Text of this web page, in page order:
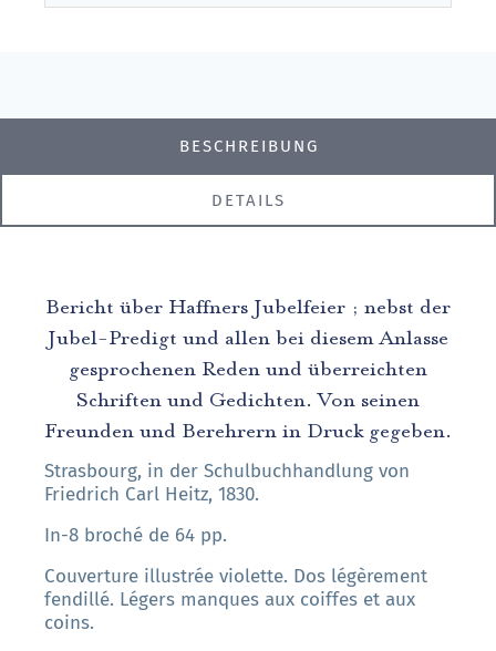
BESCHREIBUNG
DETAILS
Bericht über Haffners Jubelfeier ; nebst der
Jubel-Predigt und allen bei diesem Anlasse
gesprochenen Reden und überreichten
Schriften und Gedichten. Von seinen
Freunden und Berehrern in Druck gegeben.
Strasbourg, in der Schulbuchhandlung von
Friedrich Carl Heitz, 1830.
In-8 broché de 64 pp.
Couverture illustrée violette. Dos légèrement
fendillé. Légers manques aux coiffes et aux
coins.